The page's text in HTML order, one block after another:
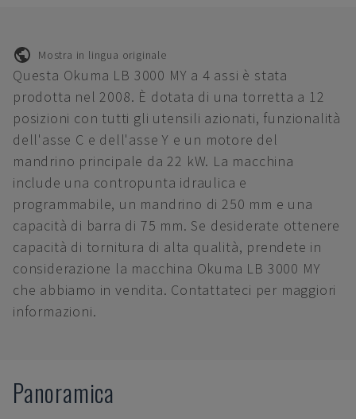
Mostra in lingua originale
Questa Okuma LB 3000 MY a 4 assi è stata
prodotta nel 2008. È dotata di una torretta a 12
posizioni con tutti gli utensili azionati, funzionalità
dell'asse C e dell'asse Y e un motore del
mandrino principale da 22 kW. La macchina
include una contropunta idraulica e
programmabile, un mandrino di 250 mm e una
capacità di barra di 75 mm. Se desiderate ottenere
capacità di tornitura di alta qualità, prendete in
considerazione la macchina Okuma LB 3000 MY
che abbiamo in vendita. Contattateci per maggiori
informazioni.
Panoramica